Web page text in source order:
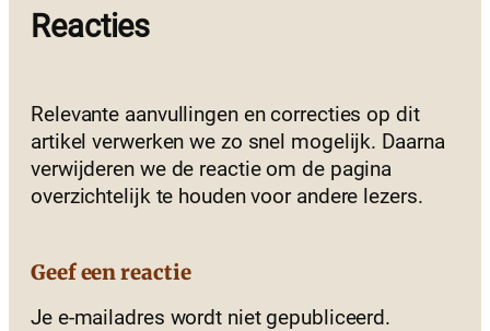
Reacties
Relevante aanvullingen en correcties op dit
artikel verwerken we zo snel mogelijk. Daarna
verwijderen we de reactie om de pagina
overzichtelijk te houden voor andere lezers.
Geef een reactie
Je e-mailadres wordt niet gepubliceerd.